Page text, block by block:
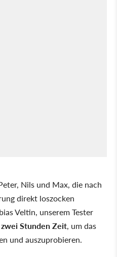
Nils und Max, die nach
direkt loszocken
Veltin, unserem Tester
zwei Stunden Zeit, um das
und auszuprobieren.